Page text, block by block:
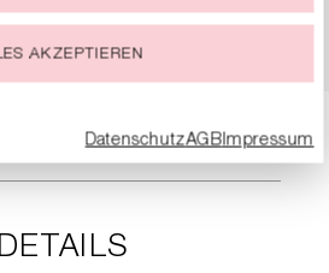
DETAILS
oder widerrufen.
AKZEPTIEREN
DatenschutzAGBImpressum